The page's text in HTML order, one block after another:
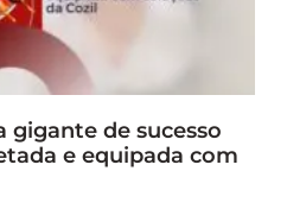
gigante de sucesso
e equipada com